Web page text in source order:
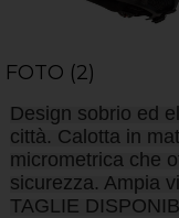
FOTO (2)
Design sobrio ed
città. Calotta in
micrometrica che
sicurezza. Ampia
TAGLIE